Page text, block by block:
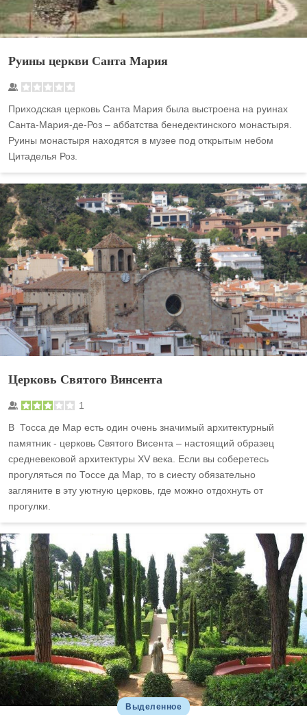
Руины церкви Санта Мария
Приходская церковь Санта Мария была выстроена на руинах
Санта-Мария-де-Роз – аббатства бенедектинского монастыря.
Руины монастыря находятся в музее под открытым небом
Цитаделья Роз.
Церковь Святого Винсента
1
В Тосса де Мар есть один очень значимый архитектурный
памятник - церковь Святого Висента – настоящий образец
средневековой архитектуры XV века. Если вы соберетесь
прогуляться по Тоссе да Мар, то в сиесту обязательно
загляните в эту уютную церковь, где можно отдохнуть от
прогулки.
Выделенное